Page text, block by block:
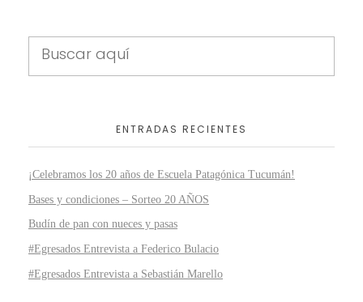
ENTRADAS RECIENTES
¡Celebramos los 20 años de Escuela Patagónica Tucumán!
Bases y condiciones – Sorteo 20 AÑOS
Budín de pan con nueces y pasas
#Egresados Entrevista a Federico Bulacio
#Egresados Entrevista a Sebastián Marello